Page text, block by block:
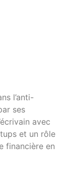
l’anti-
ses
avec
et un rôle
financière en